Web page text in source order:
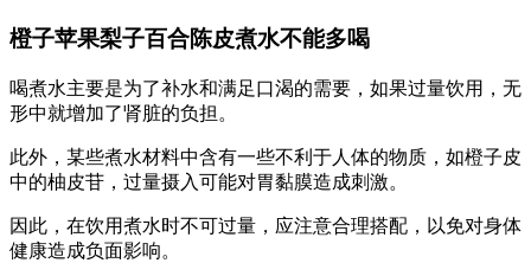
橙子苹果梨子百合陈皮煮水不能多喝
喝煮水主要是为了补水和满足口渴的需要，如果过量饮用，无
形中就增加了肾脏的负担。
此外，某些煮水材料中含有一些不利于人体的物质，如橙子皮
中的柚皮苷，过量摄入可能对胃黏膜造成刺激。
因此，在饮用煮水时不可过量，应注意合理搭配，以免对身体
健康造成负面影响。